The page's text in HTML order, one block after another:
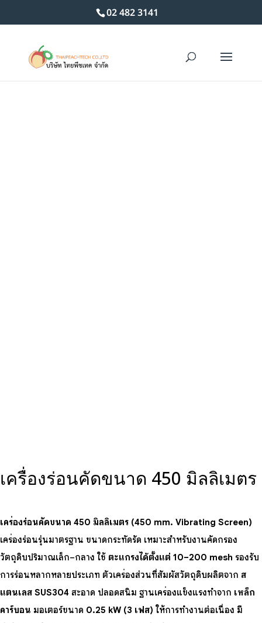
02 482 3141
/เครื่องร่อนคัดขนาด/ เครื่องร่อนคัดขนาด 450 มิลลิเมตร
เครื่องร่อนคัดขนาด 450 มิลลิเมตร
เครื่องร่อนคัดขนาด 450 มิลลิเมตร (450 mm. Vibrating Screen)
เครื่องร่อนรุ่นมาตรฐาน ขนาดกระทัดรัด เหมาะสำหรับงานคัดกรอง
วัตถุดิบปริมาณเล็ก–กลาง ใช้ ตะแกรงได้ตั้งแต่ 10–200 mesh รองรับ
การร่อนหลากหลายประเภท ตัวเครื่องส่วนที่สัมผัสวัตถุดิบผลิตจาก ส
แตนเลส SUS304 สะอาด ปลอดสนิม ฐานเครื่องแข็งแรงทำจาก เหล็ก
คาร์บอน มอเตอร์ขนาด 0.25 kW (3 เฟส) ให้การทำงานต่อเนื่อง มี